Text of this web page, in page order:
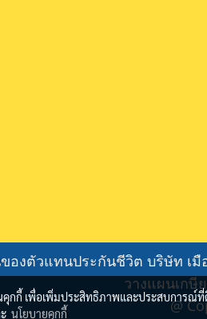
ของตัวแทนประกันชีวิต บริษัท
วางแผนเก
@
คุกกี้ เพื่อเพิ่มประสิทธิภาพและประสบการณ์
นโยบายคุกกี้